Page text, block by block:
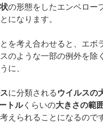
の形態をしたエンベロー
になります。
を考え合わせると、エボ
のような一部の例外を除
に、
に分類される ウイルスの
トルくらいの大きさの範囲
えられることになるので